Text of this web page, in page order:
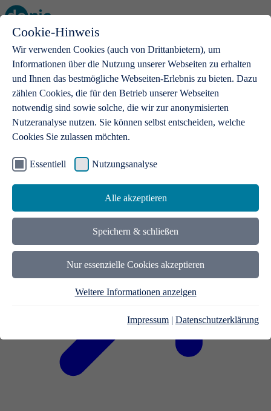
Cookie-Hinweis
Wir verwenden Cookies (auch von Drittanbietern), um
Informationen über die Nutzung unserer Webseiten zu erhalten
und Ihnen das bestmögliche Webseiten-Erlebnis zu bieten. Dazu
zählen Cookies, die für den Betrieb unserer Webseiten
notwendig sind sowie solche, die wir zur anonymisierten
Nutzeranalyse nutzen. Sie können selbst entscheiden, welche
Cookies Sie zulassen möchten.
Essentiell Nutzungsanalyse
Alle akzeptieren
Speichern & schließen
Nur essenzielle Cookies akzeptieren
Weitere Informationen anzeigen
Impressum | Datenschutzerklärung
Open main menu
.de-Domains
Mit einer .de-Domain erhalten Ideen eine Bühne